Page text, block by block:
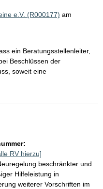
e.V. (R000177) am
ein Beratungsstellenleiter,
Beschlüssen der
soweit eine
RV hierzu]
beschränkter und
Hilfeleistung in
weiterer Vorschriften im